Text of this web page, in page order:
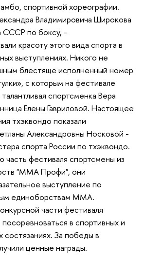
спортивной хореографии.
Владимировича Широкова
СССР по боксу, -
красоту этого вида спорта в
выступлениях. Никого не
блестяще исполненный номер
с которым на фестивале
спортсменка Вера
Елены Гавриловой. Настоящее
тхэквондо показали
Александровны Носковой -
спорта России по тхэквондо.
часть фестиваля спортсмены из
"ММА Профи", они
выступление по
единоборствам ММА.
части фестиваля
посоревноваться в спортивных и
состязаниях. За победы в
ценные награды.